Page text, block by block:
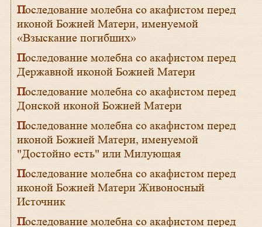
Последование молебна со акафистом перед
иконой Божией Матери, именуемой
«Взыскание погибших»
Последование молебна со акафистом перед
Державной иконой Божией Матери
Последование молебна со акафистом перед
Донской иконой Божией Матери
Последование молебна со акафистом перед
иконой Божией Матери, именуемой
"Достойно есть" или Милующая
Последование молебна со акафистом перед
иконой Божией Матери Живоносный
Источник
Последование молебна со акафистом перед